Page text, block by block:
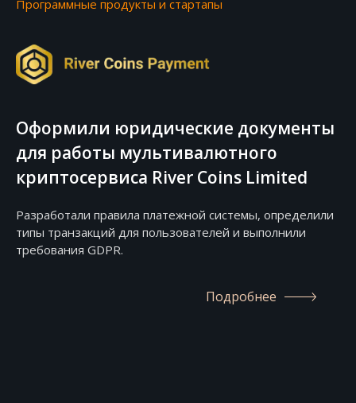
Программные продукты и стартапы
Оформили юридические документы
для работы мультивалютного
криптосервиса River Coins Limited
Разработали правила платежной системы, определили
типы транзакций для пользователей и выполнили
требования GDPR.
Подробнее